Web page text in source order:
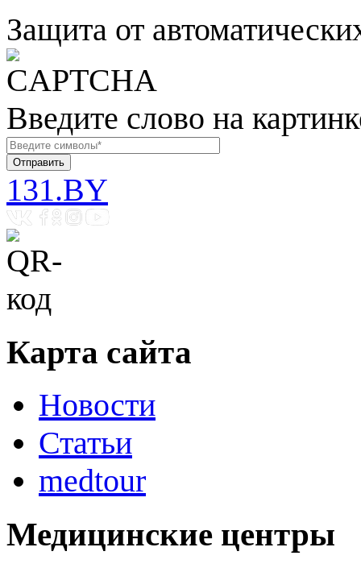
Защита от
Введите слово на
131.BY
Карта сайта
Новости
Статьи
medtour
Медицинские центры